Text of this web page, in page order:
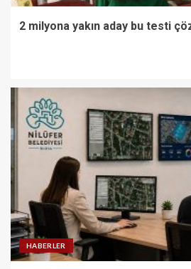
2 milyona yakın aday bu testi
HABERLER